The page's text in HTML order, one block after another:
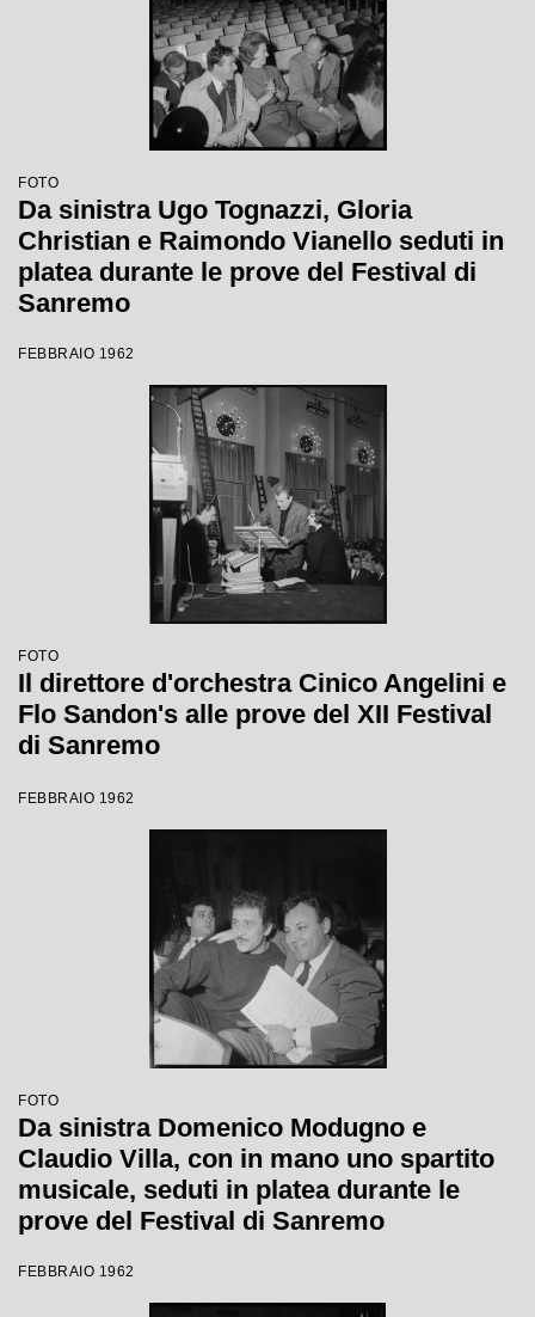
FOTO
Da sinistra Ugo Tognazzi, Gloria
Christian e Raimondo Vianello seduti in
platea durante le prove del Festival di
Sanremo
FEBBRAIO 1962
FOTO
Il direttore d'orchestra Cinico Angelini e
Flo Sandon's alle prove del XII Festival
di Sanremo
FEBBRAIO 1962
FOTO
Da sinistra Domenico Modugno e
Claudio Villa, con in mano uno spartito
musicale, seduti in platea durante le
prove del Festival di Sanremo
FEBBRAIO 1962